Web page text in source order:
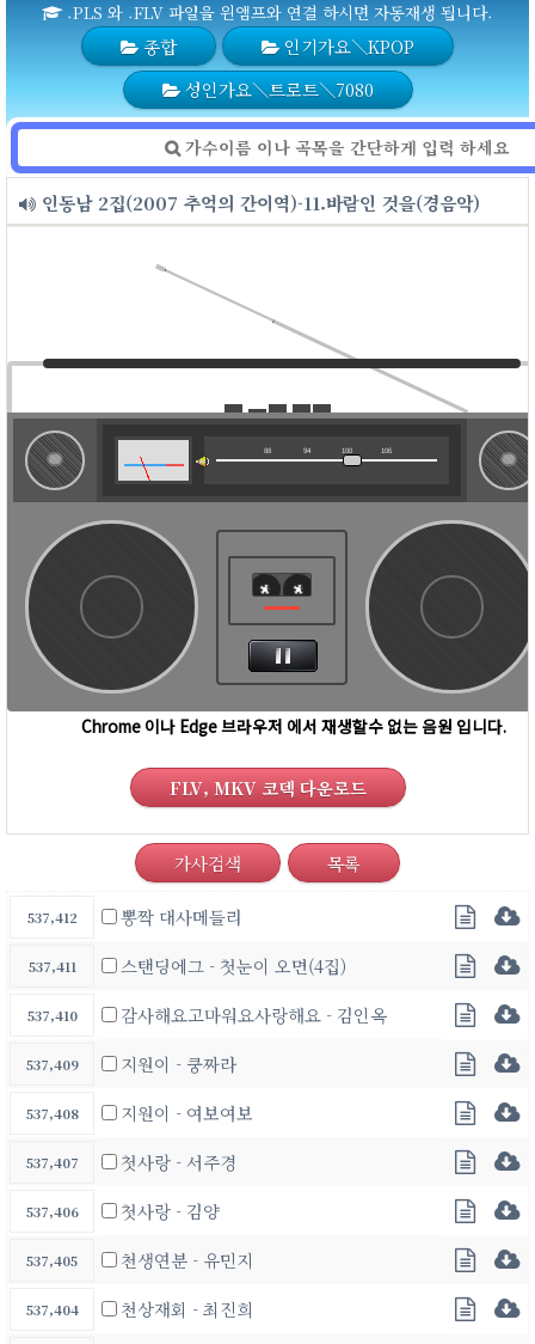
.PLS 와 .FLV 파일을 윈앰프와 연결 하시면 자동재생 됩니다.
종합
인기가요＼KPOP
성인가요＼트로트＼7080
인동남 2집(2007 추억의 간이역)-11.바람인 것을(경음악)
FLV, MKV 코덱 다운로드
가사검색 목록
537,412 뽕짝 대사메들리
537,411 스탠딩에그 - 첫눈이 오면(4집)
537,410 감사해요고마워요사랑해요 - 김인옥
537,409 지원이 - 쿵짜라
537,408 지원이 - 여보여보
537,407 첫사랑 - 서주경
537,406 첫사랑 - 김양
537,405 천생연분 - 유민지
537,404 천상재회 - 최진희